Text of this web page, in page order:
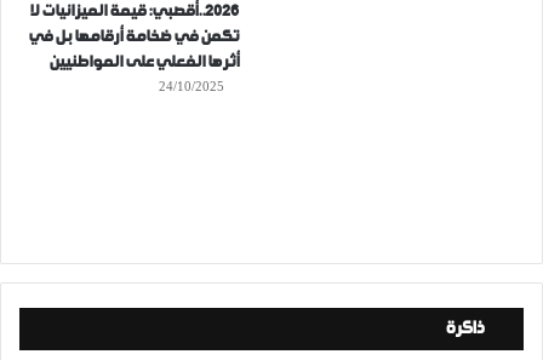
2026..أقصبي: قيمة الميزانيات لا
تكمن في ضخامة أرقامها بل في
أثرها الفعلي على المواطنيين
24/10/2025
ذاكرة